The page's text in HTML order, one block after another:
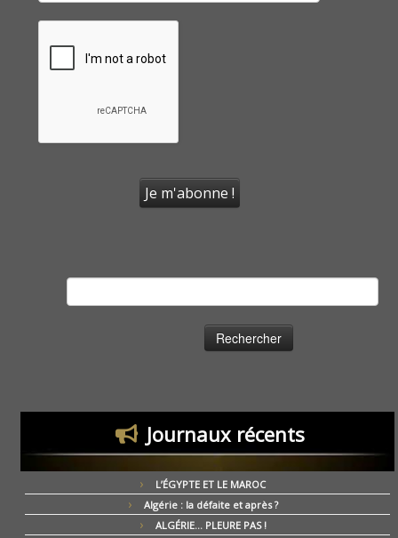
Journaux récents
L’ÉGYPTE ET LE MAROC
Algérie : la défaite et après ?
ALGÉRIE… PLEURE PAS !